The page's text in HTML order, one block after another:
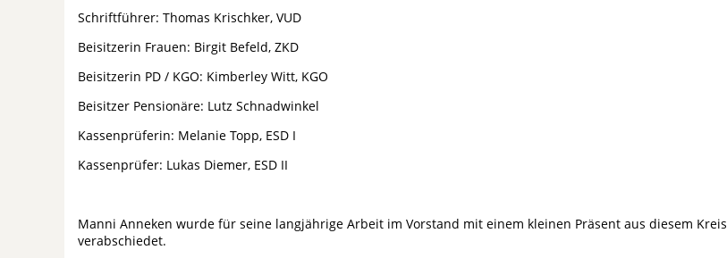
Schriftführer: Thomas Krischker, VUD
Beisitzerin Frauen: Birgit Befeld, ZKD
Beisitzerin PD / KGO: Kimberley Witt, KGO
Beisitzer Pensionäre: Lutz Schnadwinkel
Kassenprüferin: Melanie Topp, ESD I
Kassenprüfer: Lukas Diemer, ESD II
Manni Anneken wurde für seine langjährige Arbeit im Vorstand mit einem kleinen Präsent aus diesem Kreis
verabschiedet.